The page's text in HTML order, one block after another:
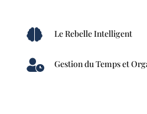
 Le Rebelle Intelligent
 Gestion du Temps et